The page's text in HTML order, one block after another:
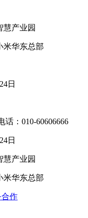
慧产业园
米华东总部
日
：010-60606666
日
慧产业园
米华东总部
作